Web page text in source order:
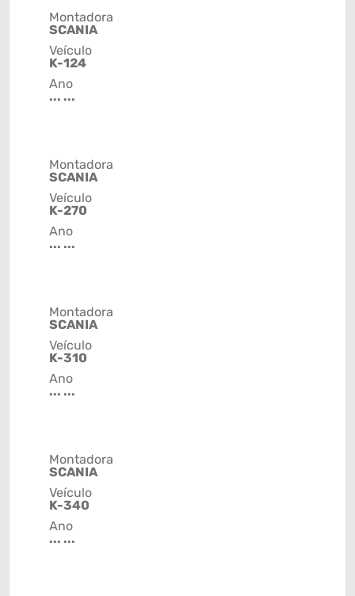
Montadora
SCANIA
Veículo
K-124
Ano
... ...
Montadora
SCANIA
Veículo
K-270
Ano
... ...
Montadora
SCANIA
Veículo
K-310
Ano
... ...
Montadora
SCANIA
Veículo
K-340
Ano
... ...